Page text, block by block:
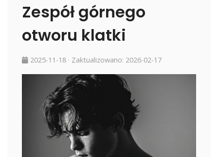
Zespół górnego
otworu klatki
2025-11-18 · Zaktualizowano: 2026-02-17